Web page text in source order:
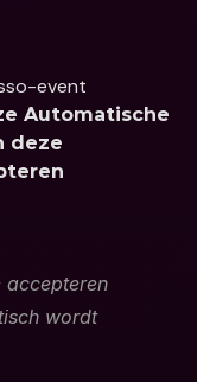
event
Automatische
deze
accepteren
wordt